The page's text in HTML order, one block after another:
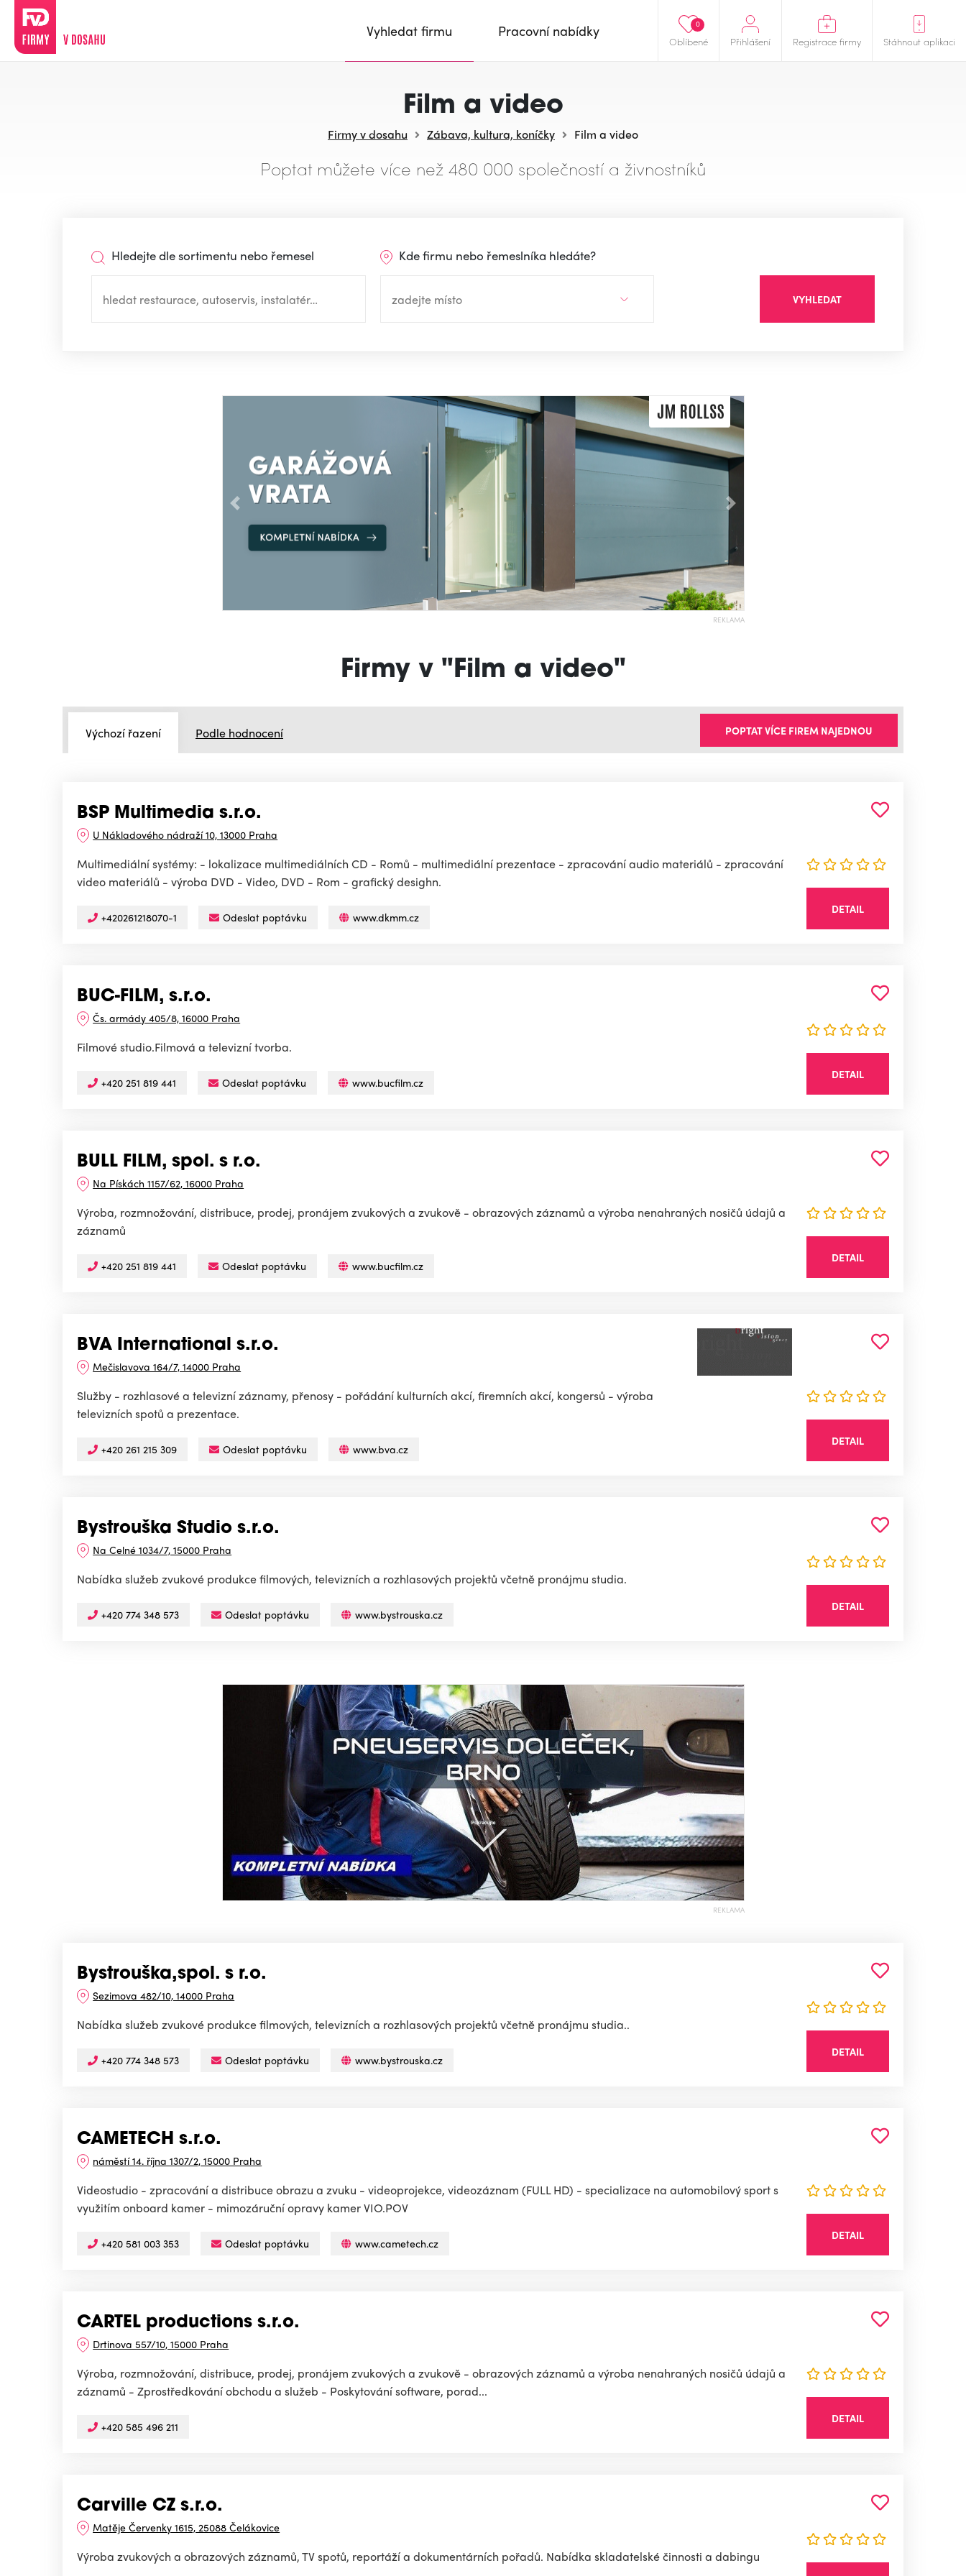
Oblíbené
0
Přihlášení Registrace firmy Stáhnout aplikaci
Vyhledat firmu Pracovní nabídky
Film a video
Firmy v dosahu Zábava, kultura, koníčky Film a video
Poptat můžete více než 480 000 společností a živnostníků
Hledejte dle sortimentu nebo řemesel Kde firmu nebo řemeslníka hledáte?
VYHLEDAT
Předchozí Následující
REKLAMA
Firmy v "Film a video"
Výchozí řazení Podle hodnocení POPTAT VÍCE FIREM NAJEDNOU
BSP Multimedia s.r.o.
U Nákladového nádraží 10, 13000 Praha
Multimediální systémy: - lokalizace multimediálních CD - Romů - multimediální prezentace - zpracování audio materiálů - zpracování
video materiálů - výroba DVD - Video, DVD - Rom - grafický desighn.
+420261218070-1 Odeslat poptávku www.dkmm.cz
DETAIL
BUC-FILM, s.r.o.
Čs. armády 405/8, 16000 Praha
Filmové studio.Filmová a televizní tvorba.
+420 251 819 441 Odeslat poptávku www.bucfilm.cz
DETAIL
BULL FILM, spol. s r.o.
Na Pískách 1157/62, 16000 Praha
Výroba, rozmnožování, distribuce, prodej, pronájem zvukových a zvukově - obrazových záznamů a výroba nenahraných nosičů údajů a
záznamů
+420 251 819 441 Odeslat poptávku www.bucfilm.cz
DETAIL
BVA International s.r.o.
Mečislavova 164/7, 14000 Praha
Služby - rozhlasové a televizní záznamy, přenosy - pořádání kulturních akcí, firemních akcí, kongersů - výroba
televizních spotů a prezentace.
+420 261 215 309 Odeslat poptávku www.bva.cz
DETAIL
Bystrouška Studio s.r.o.
Na Celné 1034/7, 15000 Praha
Nabídka služeb zvukové produkce filmových, televizních a rozhlasových projektů včetně pronájmu studia.
+420 774 348 573 Odeslat poptávku www.bystrouska.cz
DETAIL
REKLAMA
Bystrouška,spol. s r.o.
Sezimova 482/10, 14000 Praha
Nabídka služeb zvukové produkce filmových, televizních a rozhlasových projektů včetně pronájmu studia..
+420 774 348 573 Odeslat poptávku www.bystrouska.cz
DETAIL
CAMETECH s.r.o.
náměstí 14. října 1307/2, 15000 Praha
Videostudio - zpracování a distribuce obrazu a zvuku - videoprojekce, videozáznam (FULL HD) - specializace na automobilový sport s
využitím onboard kamer - mimozáruční opravy kamer VIO.POV
+420 581 003 353 Odeslat poptávku www.cametech.cz
DETAIL
CARTEL productions s.r.o.
Drtinova 557/10, 15000 Praha
Výroba, rozmnožování, distribuce, prodej, pronájem zvukových a zvukově - obrazových záznamů a výroba nenahraných nosičů údajů a
záznamů - Zprostředkování obchodu a služeb - Poskytování software, porad...
+420 585 496 211
DETAIL
Carville CZ s.r.o.
Matěje Červenky 1615, 25088 Čelákovice
Výroba zvukových a obrazových záznamů, TV spotů, reportáží a dokumentárních pořadů. Nabídka skladatelské činnosti a dabingu